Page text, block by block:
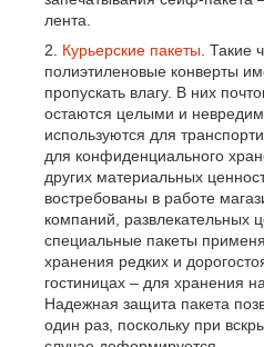
лента.
Курьерские пакеты .
полиэтиленовые конверты
пропускать влагу. В них
остаются целыми и
используются для
для конфиденциального
других материальных
востребованы в работе
компаний, развлекательных
специальные пакеты
хранения редких и
гостиницах – для хранения
Надежная защита пакета
один раз, поскольку при